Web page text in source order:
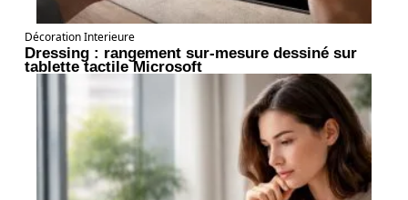
Décoration Interieure
Dressing : rangement sur-mesure dessiné sur
tablette tactile Microsoft